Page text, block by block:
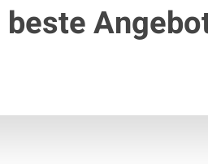
beste